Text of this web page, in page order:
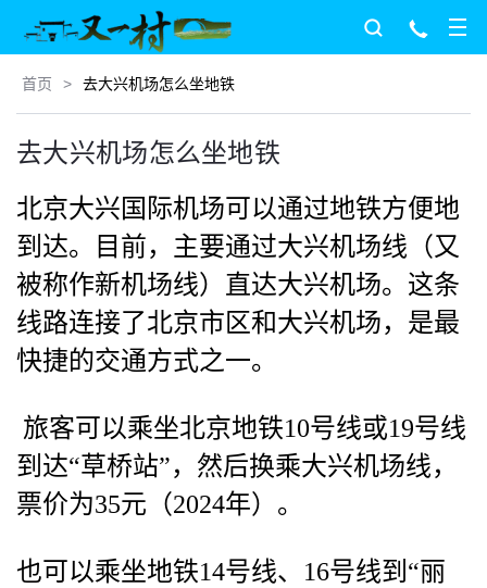
首页 > 去大兴机场怎么坐地铁
去大兴机场怎么坐地铁
北京大兴国际机场可以通过地铁方便地
到达。目前，主要通过大兴机场线（又
被称作新机场线）直达大兴机场。这条
线路连接了北京市区和大兴机场，是最
快捷的交通方式之一。
旅客可以乘坐北京地铁10号线或19号线
到达“草桥站”，然后换乘大兴机场线，
票价为35元（2024年）。
也可以乘坐地铁14号线、16号线到“丽